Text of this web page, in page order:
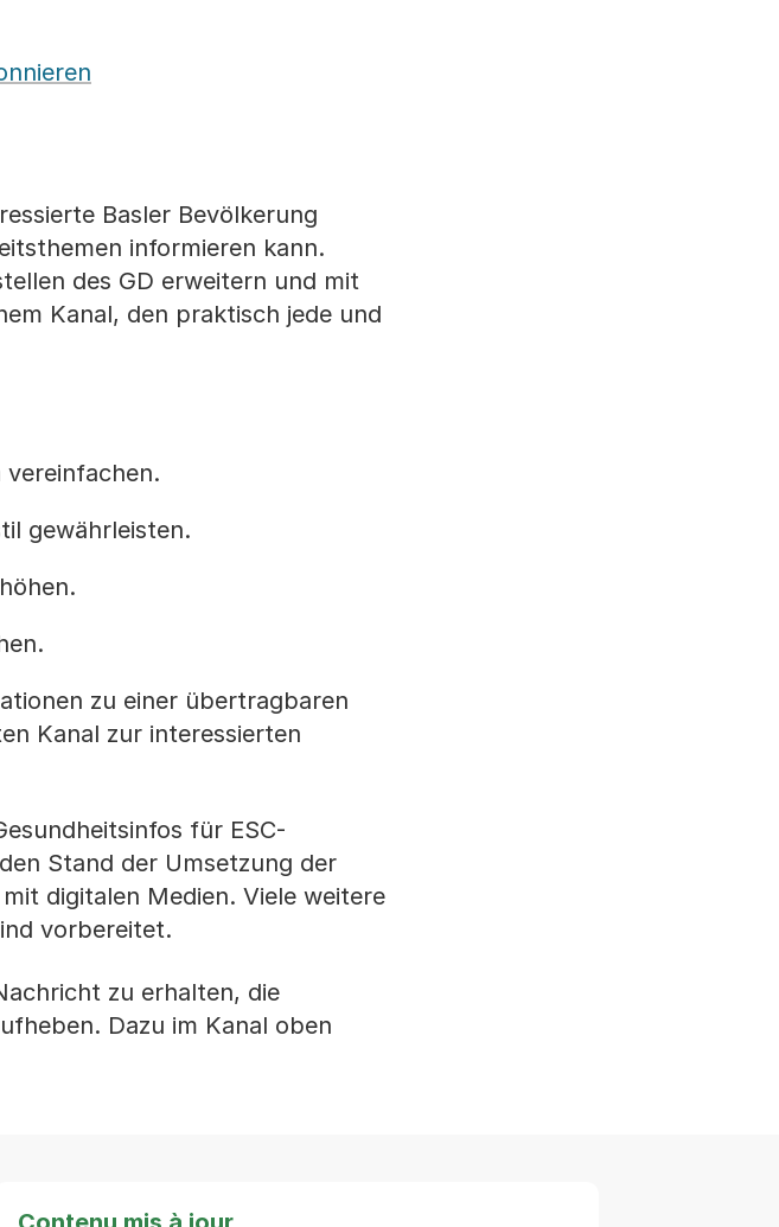
Basler Bevölkerung
informieren kann.
des GD erweitern und mit
Kanal, den praktisch jede und
vereinfachen.
gewährleisten.
zu einer übertragbaren
Kanal zur interessierten
für ESC-
Stand der Umsetzung der
digitalen Medien. Viele weitere
vorbereitet.
zu erhalten, die
Dazu im Kanal oben